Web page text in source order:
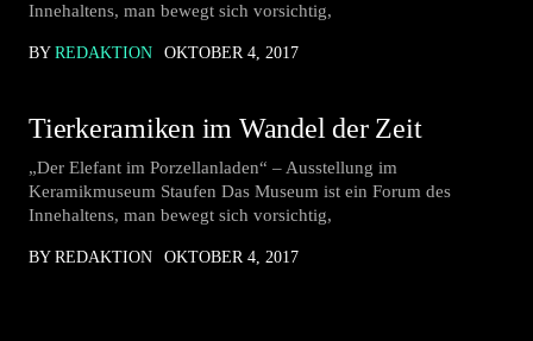
Innehaltens, man bewegt sich vorsichtig,
BY REDAKTION OKTOBER 4, 2017
Tierkeramiken im Wandel der Zeit
„Der Elefant im Porzellanladen“ – Ausstellung im
Keramikmuseum Staufen Das Museum ist ein Forum des
Innehaltens, man bewegt sich vorsichtig,
BY REDAKTION OKTOBER 4, 2017